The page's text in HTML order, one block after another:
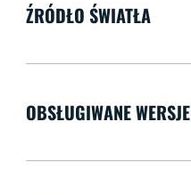
ŹRÓDŁO ŚWIATŁA
OBSŁUGIWANE WERSJE